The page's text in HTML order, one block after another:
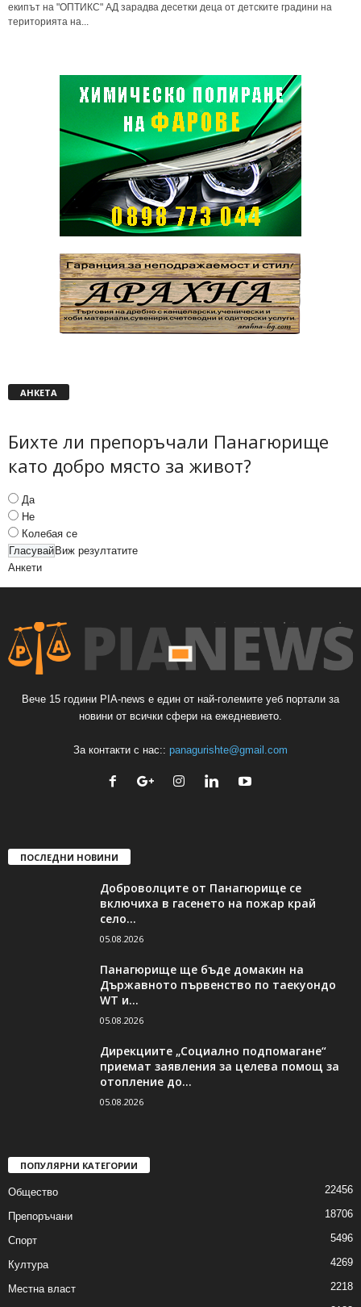
екипът на "ОПТИКС" АД зарадва десетки деца от детските градини на
територията на...
АНКЕТА
Бихте ли препоръчали Панагюрище
като добро място за живот?
Да
Не
Колебая се
Виж резултатите
Анкети
Вече 15 години PIA-news е един от най-големите уеб портали за
новини от всички сфери на ежедневието.
За контакти с нас:: panagurishte@gmail.com
ПОСЛЕДНИ НОВИНИ
Доброволците от Панагюрище се
включиха в гасенето на пожар край
село...
05.08.2026
Панагюрище ще бъде домакин на
Държавното първенство по таекуондо
WT и...
05.08.2026
Дирекциите „Социално подпомагане“
приемат заявления за целева помощ за
отопление до...
05.08.2026
ПОПУЛЯРНИ КАТЕГОРИИ
Общество 22456
Препоръчани 18706
Спорт 5496
Култура 4269
Местна власт 2218